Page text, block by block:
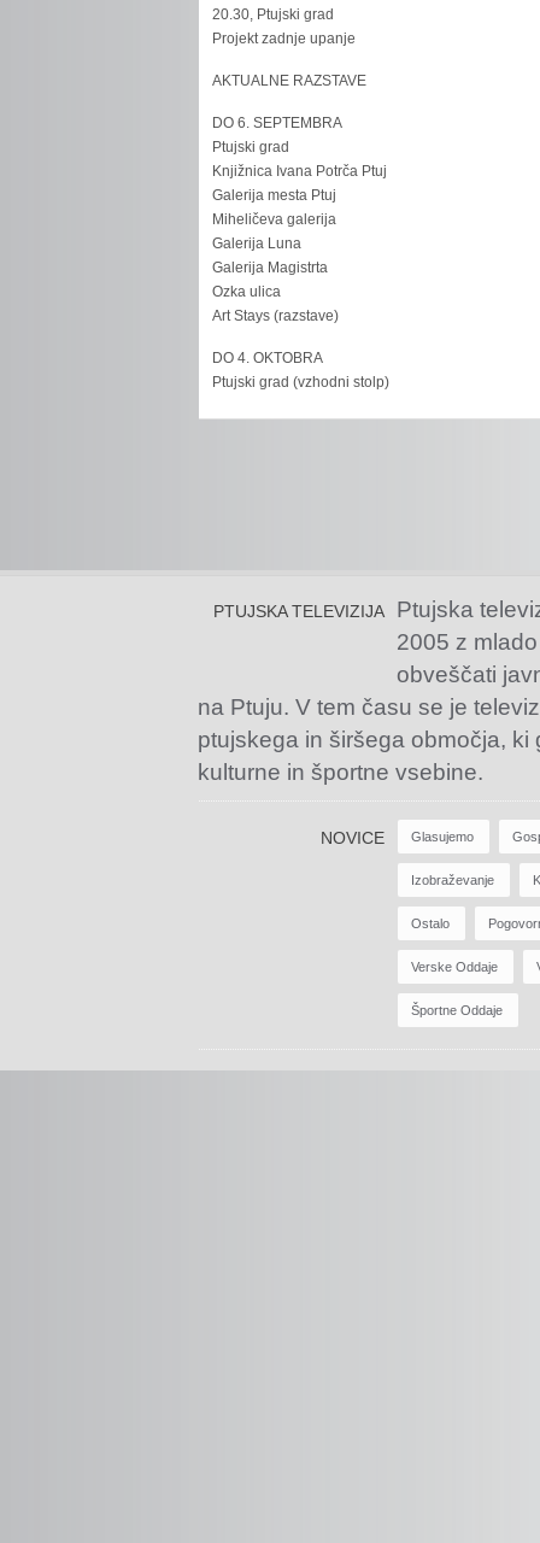
20.30, Ptujski grad
Projekt zadnje upanje
AKTUALNE RAZSTAVE
DO 6. SEPTEMBRA
Ptujski grad
Knjižnica Ivana Potrča Ptuj
Galerija mesta Ptuj
Miheličeva galerija
Galerija Luna
Galerija Magistrta
Ozka ulica
Art Stays (razstave)
DO 4. OKTOBRA
Ptujski grad (vzhodni stolp)
PTUJSKA TELEVIZIJA
Ptujska
2005 z
obveščati
na Ptuju. V tem času se je
ptujskega in širšega območja,
kulturne in športne vsebine.
NOVICE Glasujemo
Izobraževanje
Ostalo
Verske Oddaje
Športne Oddaje